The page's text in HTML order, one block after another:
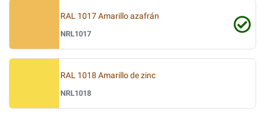
RAL 1017 Amarillo azafrán
NRL1017
RAL 1018 Amarillo de zinc
NRL1018